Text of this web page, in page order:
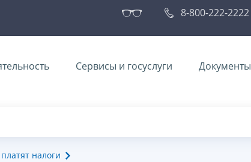
8-800-222-2222
Сервисы и госуслуги Документы
налоги